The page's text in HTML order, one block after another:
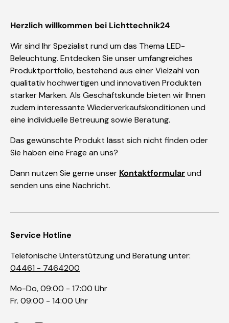
Herzlich willkommen bei Lichttechnik24
Wir sind Ihr Spezialist rund um das Thema LED-
Beleuchtung. Entdecken Sie unser umfangreiches
Produktportfolio, bestehend aus einer Vielzahl von
qualitativ hochwertigen und innovativen Produkten
starker Marken. Als Geschäftskunde bieten wir Ihnen
zudem interessante Wiederverkaufskonditionen und
eine individuelle Betreuung sowie Beratung.
Das gewünschte Produkt lässt sich nicht finden oder
Sie haben eine Frage an uns?
Dann nutzen Sie gerne unser Kontaktformularund
senden uns eine Nachricht.
Service Hotline
Telefonische Unterstützung und Beratung unter:
04461 - 7464200
Mo-Do, 09:00 - 17:00 Uhr
Fr. 09:00 - 14:00 Uhr